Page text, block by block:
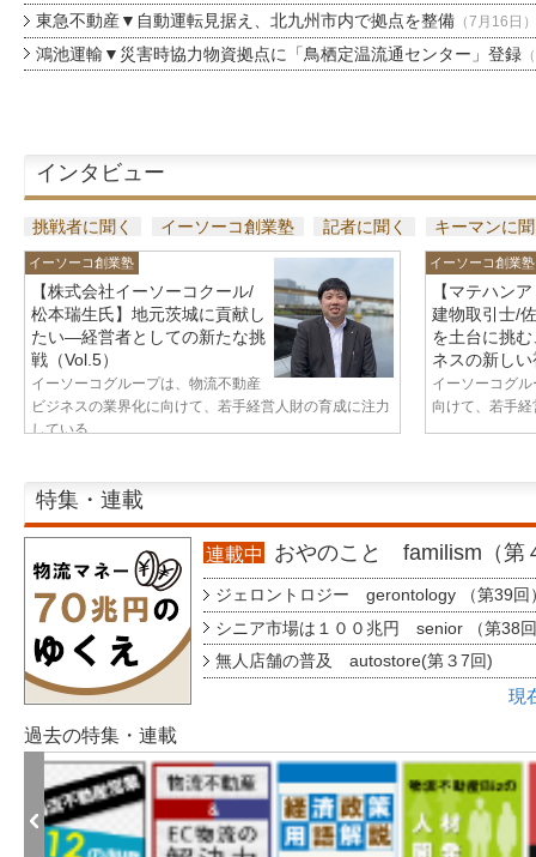
東急不動産▼自動運転見据え、北九州市内で拠点を整備（7月16日）
鴻池運輸▼災害時協力物資拠点に「鳥栖定温流通センター」登録
インタビュー
挑戦者に聞く イーソーコ創業塾 記者に聞く キーマンに
イーソーコ創業塾
【株式会社イーソーコクール/
松本瑞生氏】地元茨城に貢献し
たい—経営者としての新たな挑
戦（Vol.5）
イーソーコグループは、物流不動産
ビジネスの業界化に向けて、若手経営人財の育成に注力
している...
イーソーコ創業塾
【マテハン
建物取引士/
を土台に挑
ネスの新し
イーソーコグ
向けて、若手
特集・連載
連載中 おやのこと familism（第
ジェロントロジー gerontology （第39回
シニア市場は１００兆円 senior （第38
無人店舗の普及 autostore(第３7回)
現
過去の特集・連載